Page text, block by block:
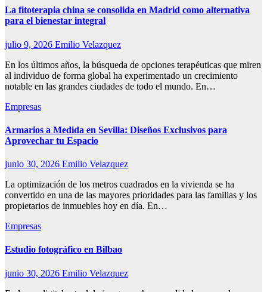
La fitoterapia china se consolida en Madrid como alternativa
para el bienestar integral
julio 9, 2026 Emilio Velazquez
En los últimos años, la búsqueda de opciones terapéuticas que miren
al individuo de forma global ha experimentado un crecimiento
notable en las grandes ciudades de todo el mundo. En…
Empresas
Armarios a Medida en Sevilla: Diseños Exclusivos para
Aprovechar tu Espacio
junio 30, 2026 Emilio Velazquez
La optimización de los metros cuadrados en la vivienda se ha
convertido en una de las mayores prioridades para las familias y los
propietarios de inmuebles hoy en día. En…
Empresas
Estudio fotográfico en Bilbao
junio 30, 2026 Emilio Velazquez